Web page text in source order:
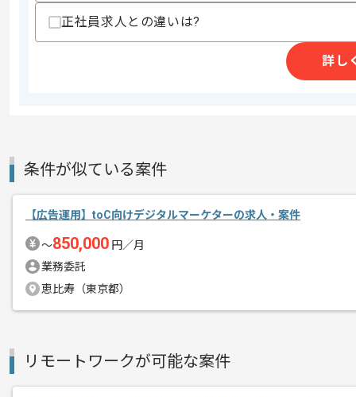
その他募集要項
商談回数
1回
2025/07/01
既にSEOや広告施策などの基盤は整って
月1回の定例作業や打ち合わせ時のみ秋
柔軟な体制で、再現性のある施策展開
正社員求人との違いは?
詳し
条件が似ている案件
【広告運用】toC向けデジタルマーケターの求人・案件
〜850,000 円／月
業務委託
恵比寿（東京都）
リモートワークが可能な案件